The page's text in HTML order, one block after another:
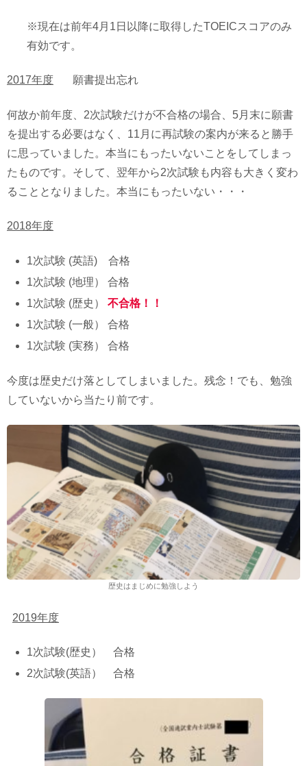
※現在は前年4月1日以降に取得したTOEICスコアのみ
有効です。
2017年度 願書提出忘れ
何故か前年度、2次試験だけが不合格の場合、5月末に願書
を提出する必要はなく、11月に再試験の案内が来ると勝手
に思っていました。本当にもったいないことをしてしまっ
たものです。そして、翌年から2次試験も内容も大きく変わ
ることとなりました。本当にもったいない・・・
2018年度
1次試験 (英語) 合格
1次試験 (地理） 合格
1次試験 (歴史）不合格！！
1次試験 (一般） 合格
1次試験 (実務） 合格
今度は歴史だけ落としてしまいました。残念！でも、勉強
していないから当たり前です。
歴史はまじめに勉強しよう
2019年度
1次試験(歴史） 合格
2次試験(英語） 合格